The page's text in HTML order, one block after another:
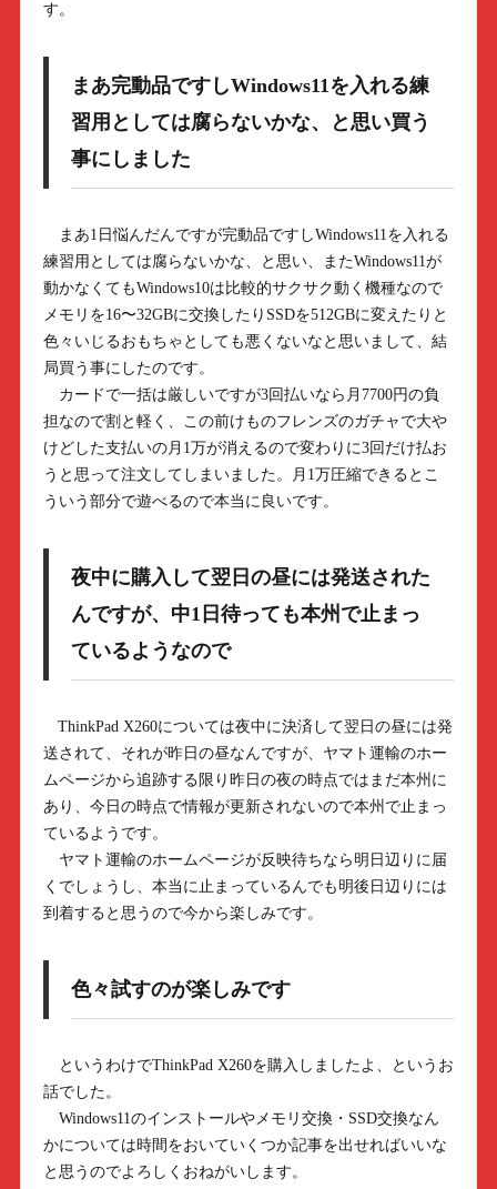
す。
まあ完動品ですしWindows11を入れる練
習用としては腐らないかな、と思い買う
事にしました
まあ1日悩んだんですが完動品ですしWindows11を入れる
練習用としては腐らないかな、と思い、またWindows11が
動かなくてもWindows10は比較的サクサク動く機種なので
メモリを16〜32GBに交換したりSSDを512GBに変えたりと
色々いじるおもちゃとしても悪くないなと思いまして、結
局買う事にしたのです。
カードで一括は厳しいですが3回払いなら月7700円の負
担なので割と軽く、この前けものフレンズのガチャで大や
けどした支払いの月1万が消えるので変わりに3回だけ払お
うと思って注文してしまいました。月1万圧縮できるとこ
ういう部分で遊べるので本当に良いです。
夜中に購入して翌日の昼には発送された
んですが、中1日待っても本州で止まっ
ているようなので
ThinkPad X260については夜中に決済して翌日の昼には発
送されて、それが昨日の昼なんですが、ヤマト運輸のホー
ムページから追跡する限り昨日の夜の時点ではまだ本州に
あり、今日の時点で情報が更新されないので本州で止まっ
ているようです。
ヤマト運輸のホームページが反映待ちなら明日辺りに届
くでしょうし、本当に止まっているんでも明後日辺りには
到着すると思うので今から楽しみです。
色々試すのが楽しみです
というわけでThinkPad X260を購入しましたよ、というお
話でした。
Windows11のインストールやメモリ交換・SSD交換なん
かについては時間をおいていくつか記事を出せればいいな
と思うのでよろしくおねがいします。